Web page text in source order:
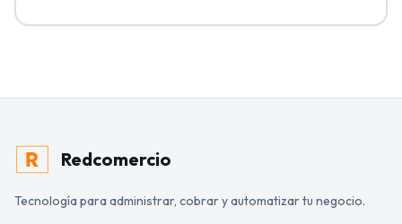
Redcomercio
Tecnología para administrar, cobrar y automatizar tu negocio.